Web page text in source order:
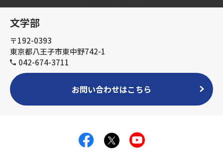
文学部
〒192-0393
東京都八王子市東中野742-1
042-674-3711
お問い合わせはこちら